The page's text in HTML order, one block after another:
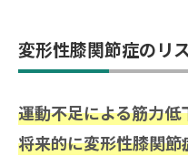
変形性膝関節症のリ
運動不足による筋力
将来的に変形性膝関